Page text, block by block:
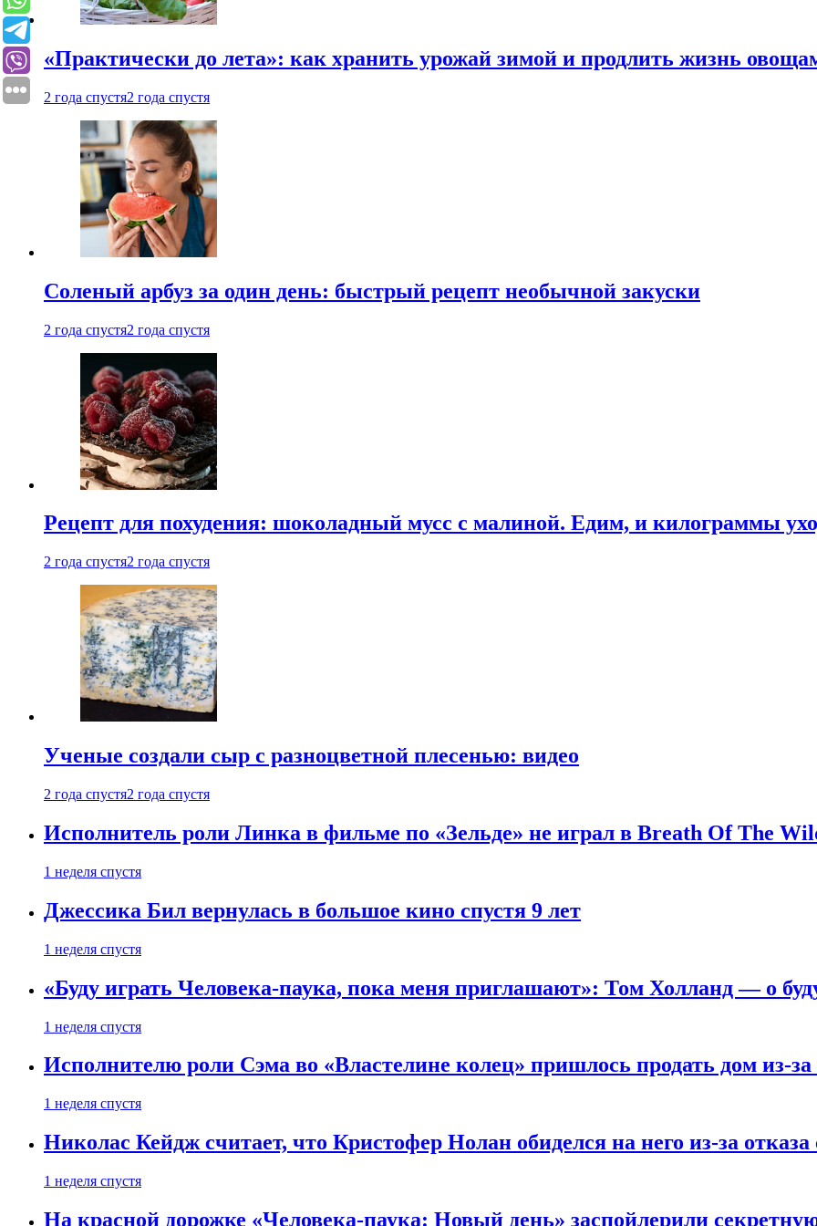
«Практически до лета»: как хранить урожай зимой и продлить жизнь
2 года спустя2 года спустя
Соленый арбуз за один день: быстрый рецепт необычной закуски
2 года спустя2 года спустя
Рецепт для похудения: шоколадный мусс с малиной. Едим, и килограммы
2 года спустя2 года спустя
Ученые создали сыр с разноцветной плесенью: видео
2 года спустя2 года спустя
Исполнитель роли Линка в фильме по «Зельде» не играл в Breath Of The
1 неделя спустя
Джессика Бил вернулась в большое кино спустя 9 лет
1 неделя спустя
«Буду играть Человека-паука, пока меня приглашают»: Том Холланд — о
1 неделя спустя
Исполнителю роли Сэма во «Властелине колец» пришлось продать дом из-за
1 неделя спустя
Николас Кейдж считает, что Кристофер Нолан обиделся на него из-за
1 неделя спустя
На красной дорожке «Человека-паука: Новый день» заспойлерили